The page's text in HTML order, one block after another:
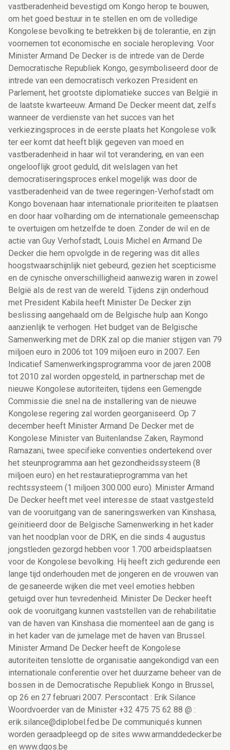
vastberadenheid bevestigd om Kongo herop te bouwen,
om het goed bestuur in te stellen en om de volledige
Kongolese bevolking te betrekken bij de tolerantie, en zijn
voornemen tot economische en sociale heropleving. Voor
Minister Armand De Decker is de intrede van de Derde
Democratische Republiek Kongo, gesymboliseerd door de
intrede van een democratisch verkozen President en
Parlement, het grootste diplomatieke succes van België in
de laatste kwarteeuw. Armand De Decker meent dat, zelfs
wanneer de verdienste van het succes van het
verkiezingsproces in de eerste plaats het Kongolese volk
ter eer komt dat heeft blijk gegeven van moed en
vastberadenheid in haar wil tot verandering, en van een
ongelooflijk groot geduld, dit welslagen van het
democratiseringsproces enkel mogelijk was door de
vastberadenheid van de twee regeringen-Verhofstadt om
Kongo bovenaan haar internationale prioriteiten te plaatsen
en door haar volharding om de internationale gemeenschap
te overtuigen om hetzelfde te doen. Zonder de wil en de
actie van Guy Verhofstadt, Louis Michel en Armand De
Decker die hem opvolgde in de regering was dit alles
hoogstwaarschijnlijk niet gebeurd, gezien het scepticisme
en de cynische onverschilligheid aanwezig waren in zowel
België als de rest van de wereld. Tijdens zijn onderhoud
met President Kabila heeft Minister De Decker zijn
beslissing aangehaald om de Belgische hulp aan Kongo
aanzienlijk te verhogen. Het budget van de Belgische
Samenwerking met de DRK zal op die manier stijgen van 79
miljoen euro in 2006 tot 109 miljoen euro in 2007. Een
Indicatief Samenwerkingsprogramma voor de jaren 2008
tot 2010 zal worden opgesteld, in partnerschap met de
nieuwe Kongolese autoriteiten, tijdens een Gemengde
Commissie die snel na de installering van de nieuwe
Kongolese regering zal worden georganiseerd. Op 7
december heeft Minister Armand De Decker met de
Kongolese Minister van Buitenlandse Zaken, Raymond
Ramazani, twee specifieke conventies ondertekend over
het steunprogramma aan het gezondheidssysteem (8
miljoen euro) en het restauratieprogramma van het
rechtssysteem (1 miljoen 300.000 euro). Minister Armand
De Decker heeft met veel interesse de staat vastgesteld
van de vooruitgang van de saneringswerken van Kinshasa,
geïnitieerd door de Belgische Samenwerking in het kader
van het noodplan voor de DRK, en die sinds 4 augustus
jongstleden gezorgd hebben voor 1.700 arbeidsplaatsen
voor de Kongolese bevolking. Hij heeft zich gedurende een
lange tijd onderhouden met de jongeren en de vrouwen van
de gesaneerde wijken die met veel emoties hebben
getuigd over hun tevredenheid. Minister De Decker heeft
ook de vooruitgang kunnen vaststellen van de rehabilitatie
van de haven van Kinshasa die momenteel aan de gang is
in het kader van de jumelage met de haven van Brussel.
Minister Armand De Decker heeft de Kongolese
autoriteiten tenslotte de organisatie aangekondigd van een
internationale conferentie over het duurzame beheer van de
bossen in de Democratische Republiek Kongo in Brussel,
op 26 en 27 februari 2007. Perscontact : Erik Silance
Woordvoerder van de Minister +32 475 75 62 88 @ :
erik.silance@diplobel.fed.be De communiqués kunnen
worden geraadpleegd op de sites www.armanddedecker.be
en www.dgos.be